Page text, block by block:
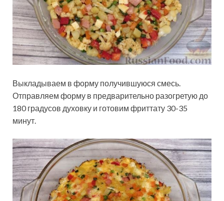
Выкладываем в форму получившуюся смесь.
Отправляем форму в предварительно разогретую до
180 градусов духовку и готовим фриттату 30-35
минут.